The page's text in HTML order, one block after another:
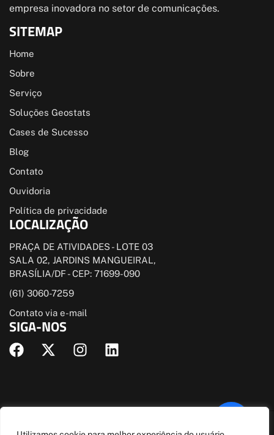
empresa inovadora no setor de comunicações.
SITEMAP
Home
Sobre
Serviço
Soluções Geostats
Cases de Sucesso
Blog
Contato
Ouvidoria
Política de privacidade
LOCALIZAÇÃO
PRAÇA DE ATIVIDADES - LOTE 03
SALA 02, JARDINS MANGUEIRAL,
BRASÍLIA/DF - CEP: 71699-090
(61) 3060-7259
Contato via e-mail
SIGA-NOS
© Todos direitos estão reservados